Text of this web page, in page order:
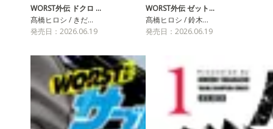
WORST外伝 ドクロ …
髙橋ヒロシ / きだ…
発売日：2026.06.19
WORST外伝 ゼット…
髙橋ヒロシ / 鈴木…
発売日：2026.06.19